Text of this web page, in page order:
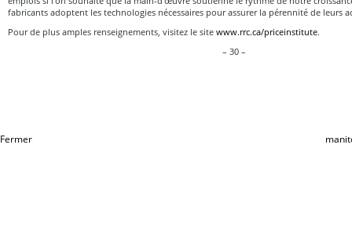
fabricants adoptent les technologies nécessaires pour assurer la pérennité de leurs
Pour de plus amples renseignements, visitez le site www.rrc.ca/priceinstitute.
– 30 –
Fermer